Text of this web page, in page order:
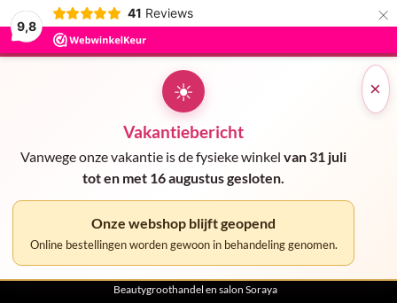
9,8
41 Reviews ×
×
☀
Vakantiebericht
Vanwege onze vakantie is de fysieke winkel van 31 juli
tot en met 16 augustus gesloten.
Onze webshop blijft geopend
Online bestellingen worden gewoon in behandeling genomen.
Beautygroothandel en salon Soraya